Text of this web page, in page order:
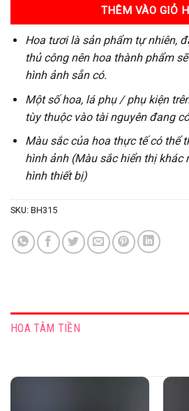
THÊM VÀO GIỎ
Hoa tươi là sản phẩm tự nhiên,
thủ công nên hoa thành phẩm
hình ảnh sẵn có.
Một số hoa, lá phụ / phụ kiện
tùy thuộc vào tài nguyên đang
Màu sắc của hoa thực tế có thể
hình ảnh (Màu sắc hiển thị khác
hình thiết bị)
SKU: BH315
HOA TÂM TIỀN